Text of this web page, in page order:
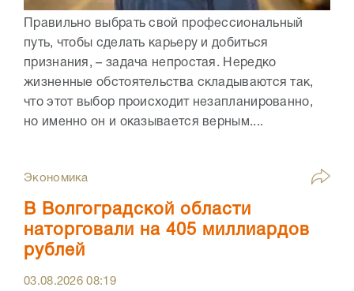
Правильно выбрать свой профессиональный
путь, чтобы сделать карьеру и добиться
признания, – задача непростая. Нередко
жизненные обстоятельства складываются так,
что этот выбор происходит незапланированно,
но именно он и оказывается верным....
Экономика
В Волгоградской области
наторговали на 405 миллиардов
рублей
03.08.202608:19